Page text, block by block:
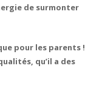
de surmonter
pour les parents !
qu’il a des